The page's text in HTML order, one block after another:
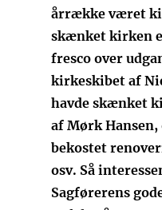
årrække været
skænket kirken
fresco over
kirkeskibet af
havde skænket
af Mørk
bekostet
osv. Så
Sagførerens